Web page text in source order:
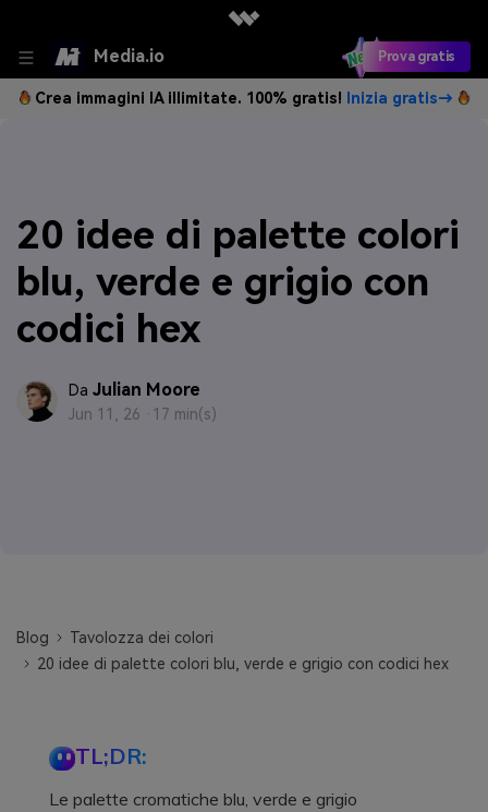
Media.io Prova gratis
Crea immagini IA illimitate. 100% gratis! Inizia gratis→
20 idee di palette colori
blu, verde e grigio con
codici hex
Da Julian Moore
Jun 11, 26 · 17 min(s)
Blog
Tavolozza dei colori
20 idee di palette colori blu, verde e grigio con codici hex
TL;DR:
Le palette cromatiche blu, verde e grigio